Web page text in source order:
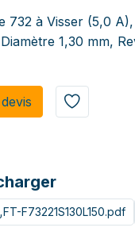
732 à Visser (5,0
1,30 mm,
FT-F73221S130L150.pdf